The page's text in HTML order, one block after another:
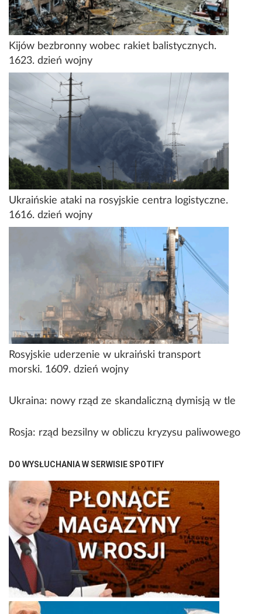
Kijów bezbronny wobec rakiet balistycznych.
1623. dzień wojny
Ukraińskie ataki na rosyjskie centra logistyczne.
1616. dzień wojny
Rosyjskie uderzenie w ukraiński transport
morski. 1609. dzień wojny
Ukraina: nowy rząd ze skandaliczną dymisją w tle
Rosja: rząd bezsilny w obliczu kryzysu paliwowego
DO WYSŁUCHANIA W SERWISIE SPOTIFY